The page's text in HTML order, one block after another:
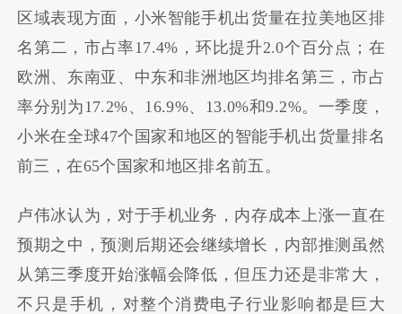
区域表现方面，小米智能手机出货量在拉美地区排
名第二，市占率17.4%，环比提升2.0个百分点；在
欧洲、东南亚、中东和非洲地区均排名第三，市占
率分别为17.2%、16.9%、13.0%和9.2%。一季度，
小米在全球47个国家和地区的智能手机出货量排名
前三，在65个国家和地区排名前五。
卢伟冰认为，对于手机业务，内存成本上涨一直在
预期之中，预测后期还会继续增长，内部推测虽然
从第三季度开始涨幅会降低，但压力还是非常大，
不只是手机，对整个消费电子行业影响都是巨大